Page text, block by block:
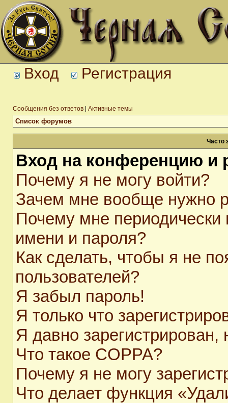
Вход Регистрация
Сообщения без ответов Активные темы
Список форумов
Часто
Вход на конференцию и
Почему я не могу войти?
Зачем мне вообще нужно
Почему мне периодически
имени и пароля?
Как сделать, чтобы я не
пользователей?
Я забыл пароль!
Я только что
Я давно
Что такое COPPA?
Почему я не могу
Что делает функция